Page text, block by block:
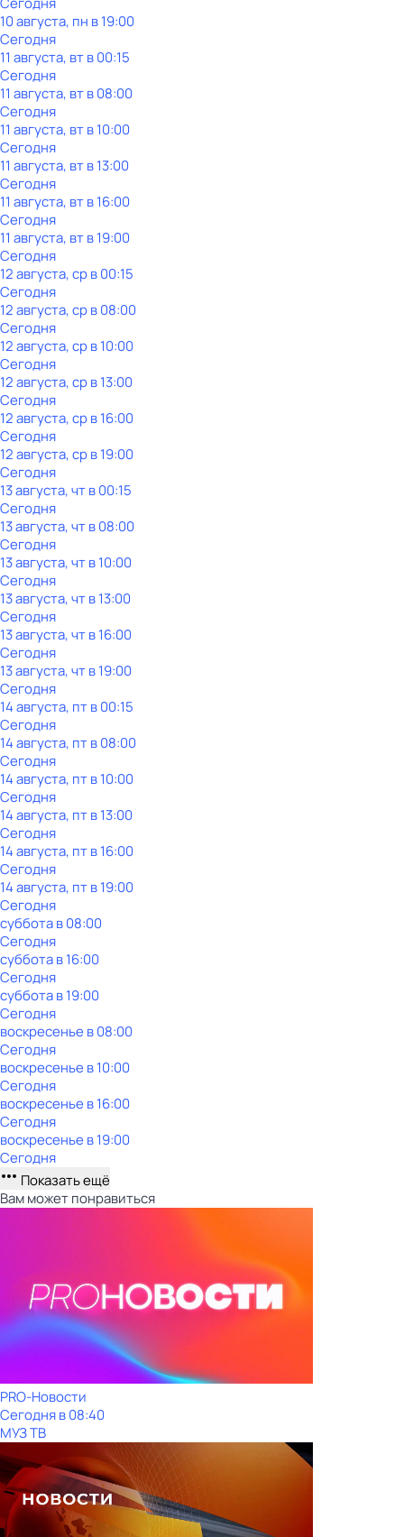
10 августа, пн в 19:00
Сегодня
11 августа, вт в 00:15
Сегодня
11 августа, вт в 08:00
Сегодня
11 августа, вт в 10:00
Сегодня
11 августа, вт в 13:00
Сегодня
11 августа, вт в 16:00
Сегодня
11 августа, вт в 19:00
Сегодня
12 августа, ср в 00:15
Сегодня
12 августа, ср в 08:00
Сегодня
12 августа, ср в 10:00
Сегодня
12 августа, ср в 13:00
Сегодня
12 августа, ср в 16:00
Сегодня
12 августа, ср в 19:00
Сегодня
13 августа, чт в 00:15
Сегодня
13 августа, чт в 08:00
Сегодня
13 августа, чт в 10:00
Сегодня
13 августа, чт в 13:00
Сегодня
13 августа, чт в 16:00
Сегодня
13 августа, чт в 19:00
Сегодня
14 августа, пт в 00:15
Сегодня
14 августа, пт в 08:00
Сегодня
14 августа, пт в 10:00
Сегодня
14 августа, пт в 13:00
Сегодня
14 августа, пт в 16:00
Сегодня
14 августа, пт в 19:00
Сегодня
субботав08:00
Сегодня
субботав16:00
Сегодня
субботав19:00
Сегодня
воскресенье в08:00
Сегодня
воскресенье в10:00
Сегодня
воскресенье в16:00
Сегодня
воскресенье в19:00
Сегодня
Показать ещё
Вам может понравиться
PRO-Новости
Сегодня в 08:40
МУЗ ТВ